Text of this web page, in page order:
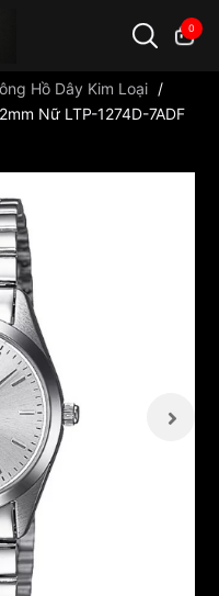
0
Hồ Dây Kim Loại /
Nữ LTP-1274D-7ADF